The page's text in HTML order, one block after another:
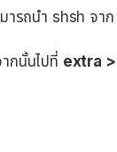
มารถนำ shsh จา
กนั้นไปที่ extra